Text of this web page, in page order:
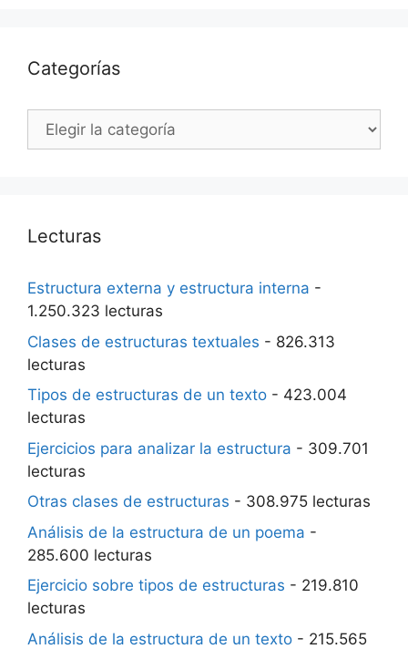
Categorías
Categorías
Lecturas
Estructura externa y estructura interna -
1.250.323 lecturas
Clases de estructuras textuales - 826.313
lecturas
Tipos de estructuras de un texto - 423.004
lecturas
Ejercicios para analizar la estructura - 309.701
lecturas
Otras clases de estructuras - 308.975 lecturas
Análisis de la estructura de un poema -
285.600 lecturas
Ejercicio sobre tipos de estructuras - 219.810
lecturas
Análisis de la estructura de un texto - 215.565